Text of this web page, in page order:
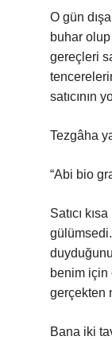
O gün
buhar
gereçleri
satıcının
Tezgâha
“Abi bio
Satıcı
benim için
gerçekten
Bana iki